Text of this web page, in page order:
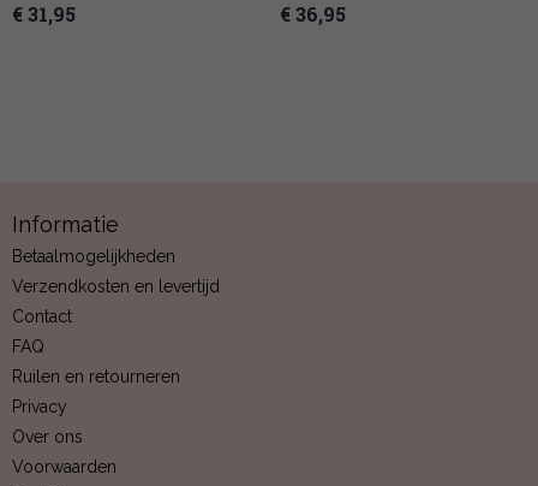
€ 31,95 € 36,95
Informatie
Betaalmogelijkheden
Verzendkosten en levertijd
Contact
FAQ
Ruilen en retourneren
Privacy
Over ons
Voorwaarden